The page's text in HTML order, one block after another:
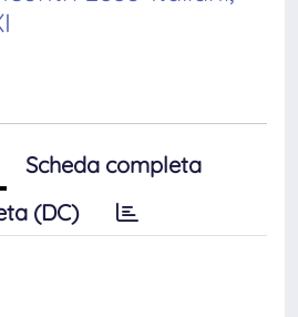
Scheda completa
(DC)